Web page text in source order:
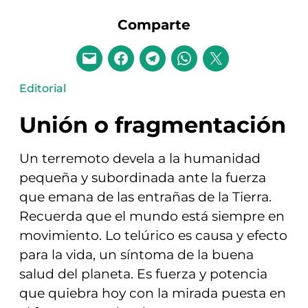
Comparte
Editorial
Unión o fragmentación
Un terremoto devela a la humanidad
pequeña y subordinada ante la fuerza
que emana de las entrañas de la Tierra.
Recuerda que el mundo está siempre en
movimiento. Lo telúrico es causa y efecto
para la vida, un síntoma de la buena
salud del planeta. Es fuerza y potencia
que quiebra hoy con la mirada puesta en